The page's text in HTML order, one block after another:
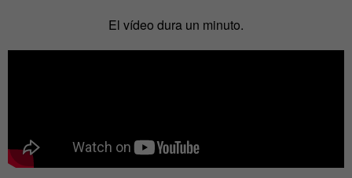
El vídeo dura un minuto.